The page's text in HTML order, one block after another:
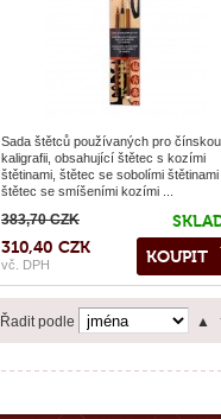
Sada štětců používaných pro čínskou
kaligrafii, obsahující štětec s kozími
štětinami, štětec se sobolími štětinami
štětec se smíšeními kozími ...
KOUPIT
383,70 CZK
310,40 CZK
vč. DPH
Řadit podle ▲